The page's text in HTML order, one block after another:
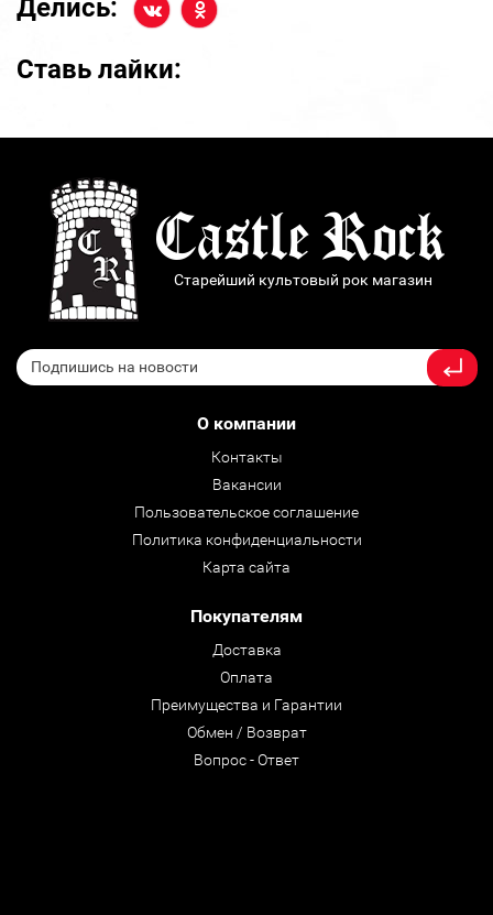
Делись:
Ставь лайки:
Старейший культовый рок магазин
О компании
Контакты
Вакансии
Пользовательское соглашение
Политика конфиденциальности
Карта сайта
Покупателям
Доставка
Оплата
Преимущества и Гарантии
Обмен / Возврат
Вопрос - Ответ